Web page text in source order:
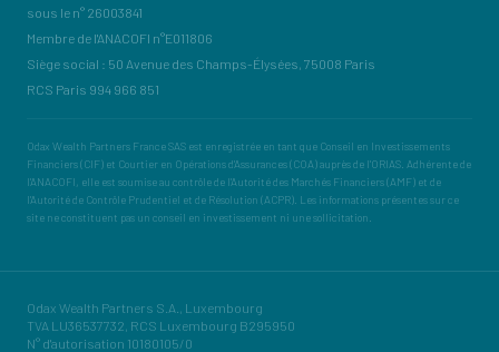
sous le n° 26003841
Membre de l'ANACOFI n°E011806
Siège social : 50 Avenue des Champs-Élysées, 75008 Paris
RCS Paris 994 966 851
Odax Wealth Partners France SAS est enregistrée en tant que Conseil en Investissements
Financiers (CIF) et Courtier en Opérations d'Assurances (COA) auprès de l'ORIAS. Adhérente de
l'ANACOFI, elle est soumise au contrôle de l'Autorité des Marchés Financiers (AMF) et de
l'Autorité de Contrôle Prudentiel et de Résolution (ACPR). Les informations présentes sur ce
site ne constituent pas un conseil en investissement ni une sollicitation.
Odax Wealth Partners S.A., Luxembourg
TVA LU36537732, RCS Luxembourg B295950
N° d'autorisation 10180105/0